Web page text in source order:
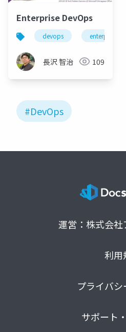
Enterprise DevOps
devops enterprise
長沢 智治 109
#DevOps
運営：株式会
利用
プライバ
サポート